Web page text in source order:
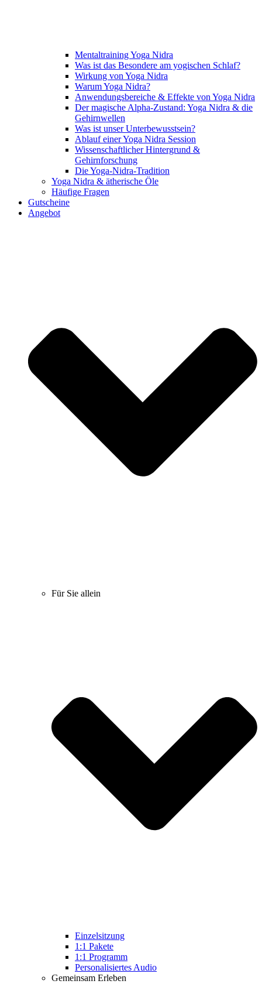
Mentaltraining Yoga Nidra
Was ist das Besondere am yogischen Schlaf?
Wirkung von Yoga Nidra
Warum Yoga Nidra?
Anwendungsbereiche & Effekte von Yoga Nidra
Der magische Alpha-Zustand: Yoga Nidra & die
Gehirnwellen
Was ist unser Unterbewusstsein?
Ablauf einer Yoga Nidra Session
Wissenschaftlicher Hintergrund &
Gehirnforschung
Die Yoga-Nidra-Tradition
Yoga Nidra & ätherische Öle
Häufige Fragen
Gutscheine
Angebot
Für Sie allein
Einzelsitzung
1:1 Pakete
1:1 Programm
Personalisiertes Audio
Gemeinsam Erleben